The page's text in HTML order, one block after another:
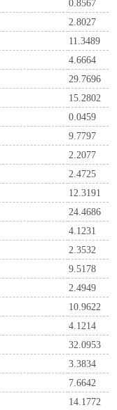
0.8567
2.8027
11.3489
4.6664
29.7696
15.2802
0.0459
9.7797
2.2077
2.4725
12.3191
24.4686
4.1231
2.3532
9.5178
2.4949
10.9622
4.1214
32.0953
3.3834
7.6642
14.1772